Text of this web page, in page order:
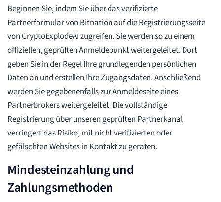
Beginnen Sie, indem Sie über das verifizierte
Partnerformular von Bitnation auf die Registrierungsseite
von CryptoExplodeAI zugreifen. Sie werden so zu einem
offiziellen, geprüften Anmeldepunkt weitergeleitet. Dort
geben Sie in der Regel Ihre grundlegenden persönlichen
Daten an und erstellen Ihre Zugangsdaten. Anschließend
werden Sie gegebenenfalls zur Anmeldeseite eines
Partnerbrokers weitergeleitet. Die vollständige
Registrierung über unseren geprüften Partnerkanal
verringert das Risiko, mit nicht verifizierten oder
gefälschten Websites in Kontakt zu geraten.
Mindesteinzahlung und
Zahlungsmethoden